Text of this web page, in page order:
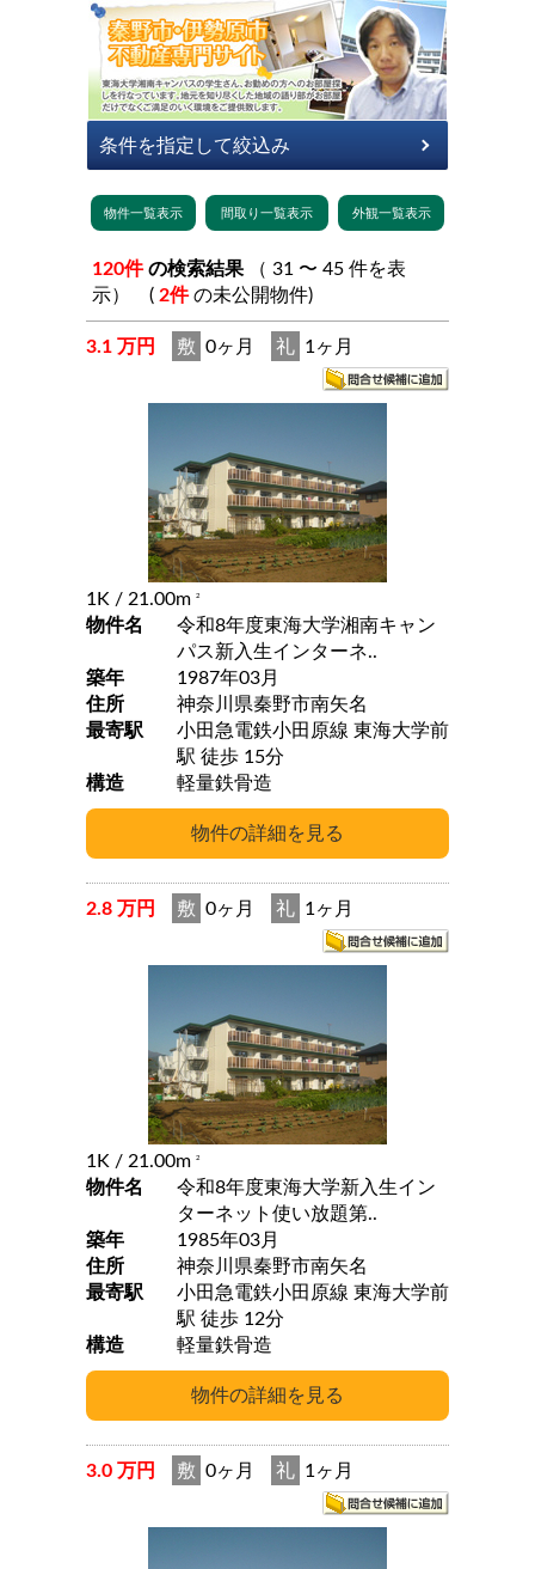
120件 の検索結果
示） ( 2件 の未公開物件)
3.1 万円 敷 0ヶ月 礼 1ヶ月
1K / 21.00m 2
物件名
令和8年度東海大学湘南キャン
パス新入生インターネ..
築年
1987年03月
住所
神奈川県秦野市南矢名
最寄駅
小田急電鉄小田原線 東海大学前
駅 徒歩 15分
構造
軽量鉄骨造
2.8 万円 敷 0ヶ月 礼 1ヶ月
1K / 21.00m 2
物件名
令和8年度東海大学新入生イン
ターネット使い放題第..
築年
1985年03月
住所
神奈川県秦野市南矢名
最寄駅
小田急電鉄小田原線 東海大学前
駅 徒歩 12分
構造
軽量鉄骨造
3.0 万円 敷 0ヶ月 礼 1ヶ月